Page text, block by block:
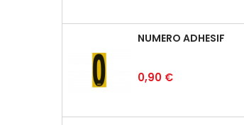
NUMÉRO ADHÉSIF
Prix
0,90 €